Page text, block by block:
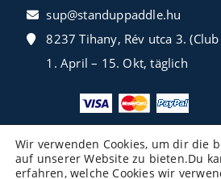
sup@standuppaddle.hu
8237 Tihany, Rév utca 3.
1. April – 15. Okt, täglich
Wir verwenden Cookies, um dir die
auf unserer Website zu bieten.Du
erfahren, welche Cookies wir